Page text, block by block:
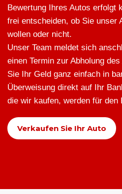
Bewertung Ihres Autos erfolgt
frei entscheiden, ob Sie unser
wollen oder nicht.
Unser Team meldet sich
einen Termin zur Abholung
Sie Ihr Geld ganz einfach in
Überweisung direkt auf Ihr
die wir kaufen, werden für den
Verkaufen Sie Ihr Auto